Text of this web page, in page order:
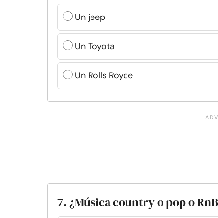
Un jeep
Un Toyota
Un Rolls Royce
7. ¿Música country o pop o